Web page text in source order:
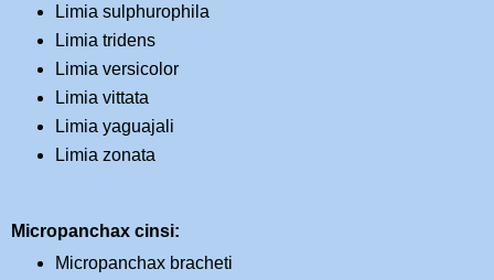
Limia sulphurophila
Limia tridens
Limia versicolor
Limia vittata
Limia yaguajali
Limia zonata
Micropanchax cinsi:
Micropanchax bracheti